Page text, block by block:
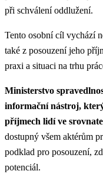
při schválení oddlužení.
Tento osobní cíl vychází
také z posouzení jeho
praxi a situaci na trhu
Ministerstvo
informační nástroj,
příjmech lidí ve
dostupný všem aktérům
podklad pro posouzení,
potenciál.